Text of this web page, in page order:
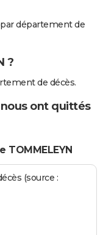
département de
?
de décès.
nous ont quittés
(source :